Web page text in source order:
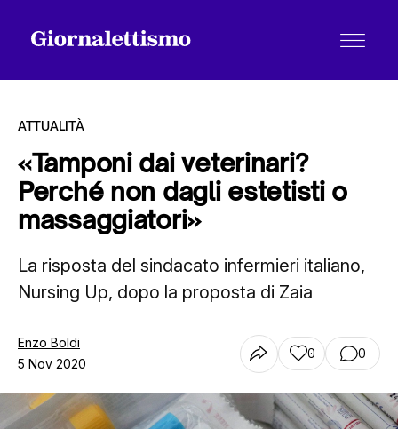
Tutti gli articoli
Chi siamo
Contatti
ATTUALITÀ
«Tamponi dai veterinari?
Perché non dagli estetisti o
massaggiatori»
La risposta del sindacato infermieri italiano,
Nursing Up, dopo la proposta di Zaia
Enzo Boldi
5 Nov 2020
0 0